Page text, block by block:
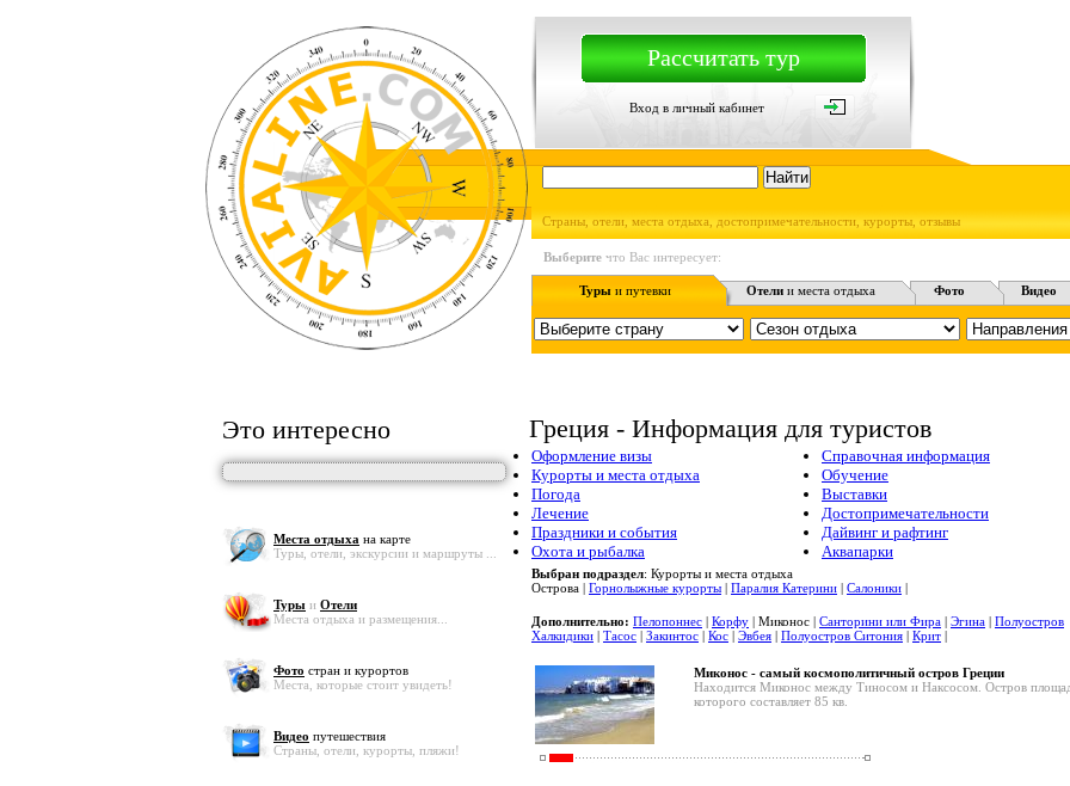
Рассчитать тур
Вход в личный кабинет
Страны, отели, места отдыха, достопримечательности, курорты, отзывы
Выберите что Вас интересует:
Турыи путевки Отели и места отдыха Фото Видео
Это интересно
Места отдыха на карте
Туры, отели, экскурсии и маршруты ...
Туры и Отели
Места отдыха и размещения...
Фото стран и курортов
Места, которые стоит увидеть!
Видео путешествия
Страны, отели, курорты, пляжи!
Греция - Информация для туристов
Оформление визы
Курорты и места отдыха
Погода
Лечение
Праздники и события
Охота и рыбалка
Справочная информация
Обучение
Выставки
Достопримечательности
Дайвинг и рафтинг
Аквапарки
Выбран подраздел: Курорты и места отдыха
Острова | Горнолыжные курорты | Паралия Катерини | Салоники |
Дополнительно: Пелопоннес | Корфу | Миконос | Санторини или Фира | Эгина | Полуостров
Халкидики | Тасос | Закинтос | Кос | Эвбея | Полуостров Ситония | Крит |
Миконос - самый космополитичный остров Греции
Находится Миконос между Тиносом и Наксосом. Остров
которого составляет 85 кв.